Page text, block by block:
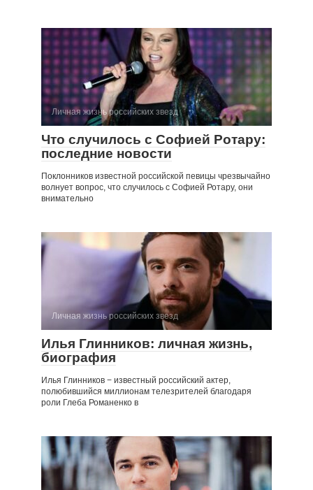
Личная жизнь российских звезд
Что случилось с Софией Ротару:
последние новости
Поклонников известной российской певицы чрезвычайно
волнует вопрос, что случилось с Софией Ротару, они
внимательно
Личная жизнь российских звезд
Илья Глинников: личная жизнь,
биография
Илья Глинников − известный российский актер,
полюбившийся миллионам телезрителей благодаря
роли Глеба Романенко в